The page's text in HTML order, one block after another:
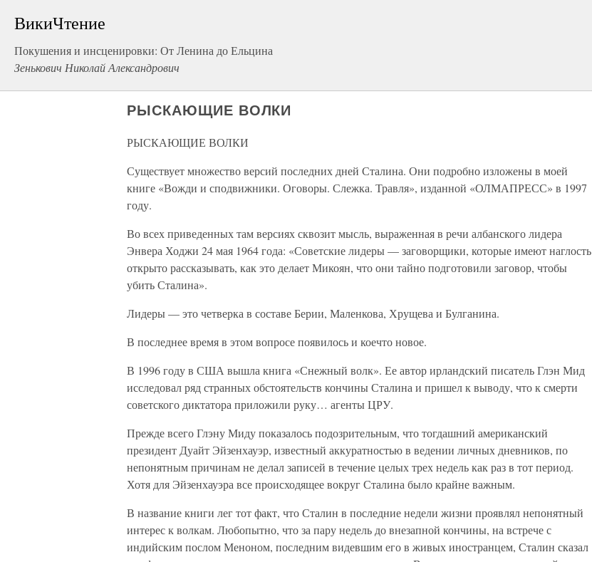
ВикиЧтение
Покушения и инсценировки: От Ленина до Ельцина
Зенькович Николай Александрович
РЫСКАЮЩИЕ ВОЛКИ
РЫСКАЮЩИЕ ВОЛКИ
Существует множество версий последних дней Сталина. Они подробно изложены в моей
книге «Вожди и сподвижники. Оговоры. Слежка. Травля», изданной «ОЛМАПРЕСС» в 1997
году.
Во всех приведенных там версиях сквозит мысль, выраженная в речи албанского лидера
Энвера Ходжи 24 мая 1964 года: «Советские лидеры — заговорщики, которые имеют наглость
открыто рассказывать, как это делает Микоян, что они тайно подготовили заговор, чтобы
убить Сталина».
Лидеры — это четверка в составе Берии, Маленкова, Хрущева и Булганина.
В последнее время в этом вопросе появилось и коечто новое.
В 1996 году в США вышла книга «Снежный волк». Ее автор ирландский писатель Глэн Мид
исследовал ряд странных обстоятельств кончины Сталина и пришел к выводу, что к смерти
советского диктатора приложили руку… агенты ЦРУ.
Прежде всего Глэну Миду показалось подозрительным, что тогдашний американский
президент Дуайт Эйзенхауэр, известный аккуратностью в ведении личных дневников, по
непонятным причинам не делал записей в течение целых трех недель как раз в тот период.
Хотя для Эйзенхауэра все происходящее вокруг Сталина было крайне важным.
В название книги лег тот факт, что Сталин в последние недели жизни проявлял непонятный
интерес к волкам. Любопытно, что за пару недель до внезапной кончины, на встрече с
индийским послом Меноном, последним видевшим его в живых иностранцем, Сталин сказал